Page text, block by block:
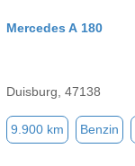
Mercedes A 180
Duisburg, 47138
9.900 km Benzin